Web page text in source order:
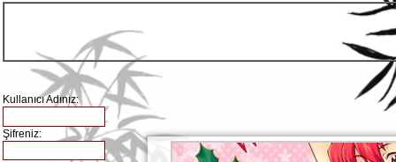
Kullanıcı Adınız:
Şifreniz: